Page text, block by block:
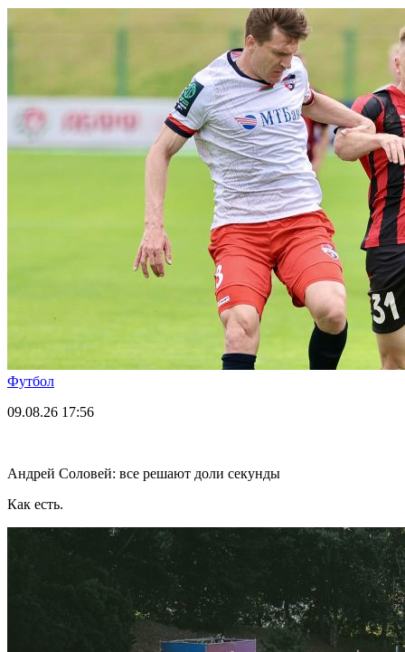
Футбол
09.08.26 17:56
Андрей Соловей: все решают доли секунды
Как есть.